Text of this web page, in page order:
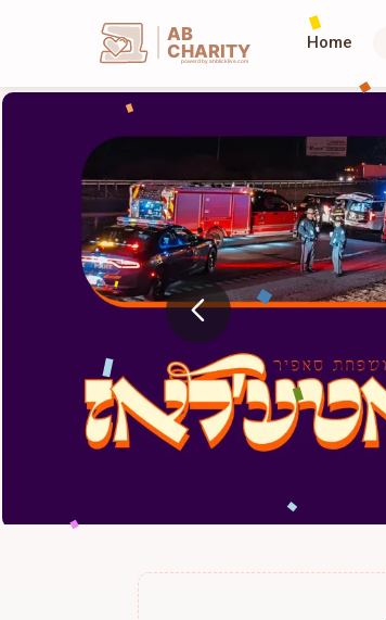
AB
CHARITY
powerd by ahblicklive.com
Home